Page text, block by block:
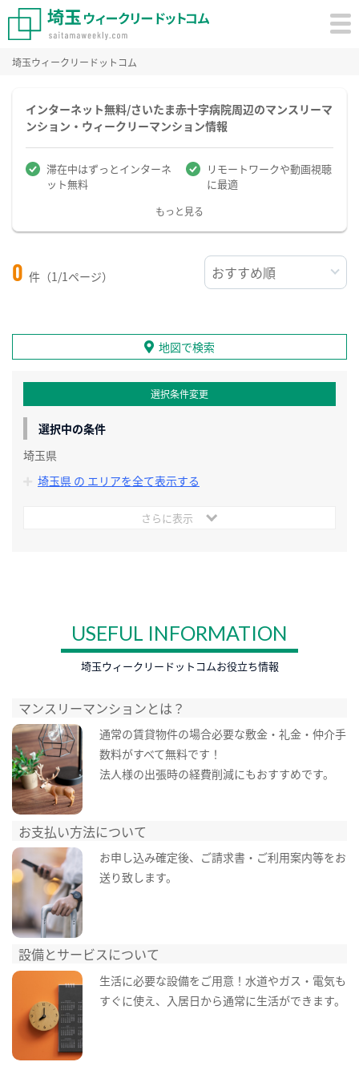
埼玉ウィークリードットコム
インターネット無料/さいたま赤十字病院周辺のマンスリーマ
ンション・ウィークリーマンション情報
滞在中はずっとインターネ
ット無料
リモートワークや動画視聴
に最適
もっと見る
0 件（1/1ページ）
地図で検索
選択条件変更
選択中の条件
埼玉県
埼玉県 の エリアを全て表示する
さらに表示
USEFUL INFORMATION
埼玉ウィークリードットコムお役立ち情報
マンスリーマンションとは？
通常の賃貸物件の場合必要な敷金・礼金・仲介手
数料がすべて無料です！
法人様の出張時の経費削減にもおすすめです。
お支払い方法について
お申し込み確定後、ご請求書・ご利用案内等をお
送り致します。
設備とサービスについて
生活に必要な設備をご用意！水道やガス・電気も
すぐに使え、入居日から通常に生活ができます。